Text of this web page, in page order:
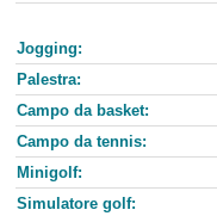
Jogging:
Palestra:
Campo da basket:
Campo da tennis:
Minigolf:
Simulatore golf: